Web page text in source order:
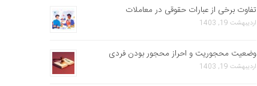
تفاوت برخی از عبارات حقوقی در معاملات
اردیبهشت 19, 1403
وضعیت محجوریت و احراز محجور بودن فردی
اردیبهشت 19, 1403